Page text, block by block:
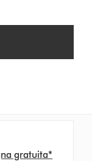
gratuita*